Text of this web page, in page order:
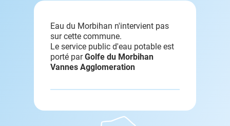
Eau du Morbihan n'intervient pas
sur cette commune.
Le service public d'eau potable est
porté parGolfe du Morbihan
Vannes Agglomeration